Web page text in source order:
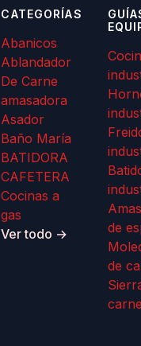
CATEGORÍAS
Abanicos
Ablandador
De Carne
amasadora
Asador
Baño María
BATIDORA
CAFETERA
Cocinas a
gas
Ver todo →
de
de